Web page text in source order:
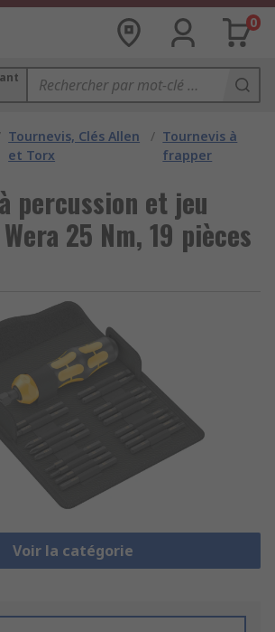
0
Tournevis, Clés Allen
et Torx
/ Tournevis à
frapper
percussion et jeu
25 Nm, 19 pièces
Voir la catégorie